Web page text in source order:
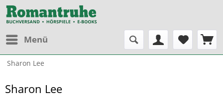
Menü
Sharon Lee
Sharon Lee